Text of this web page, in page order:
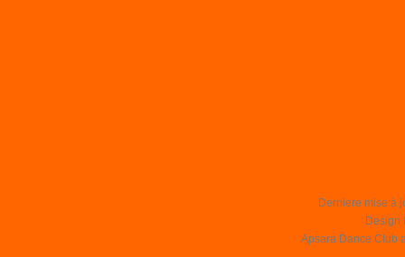
Derniere mise à
Design
Apsara Dance Club